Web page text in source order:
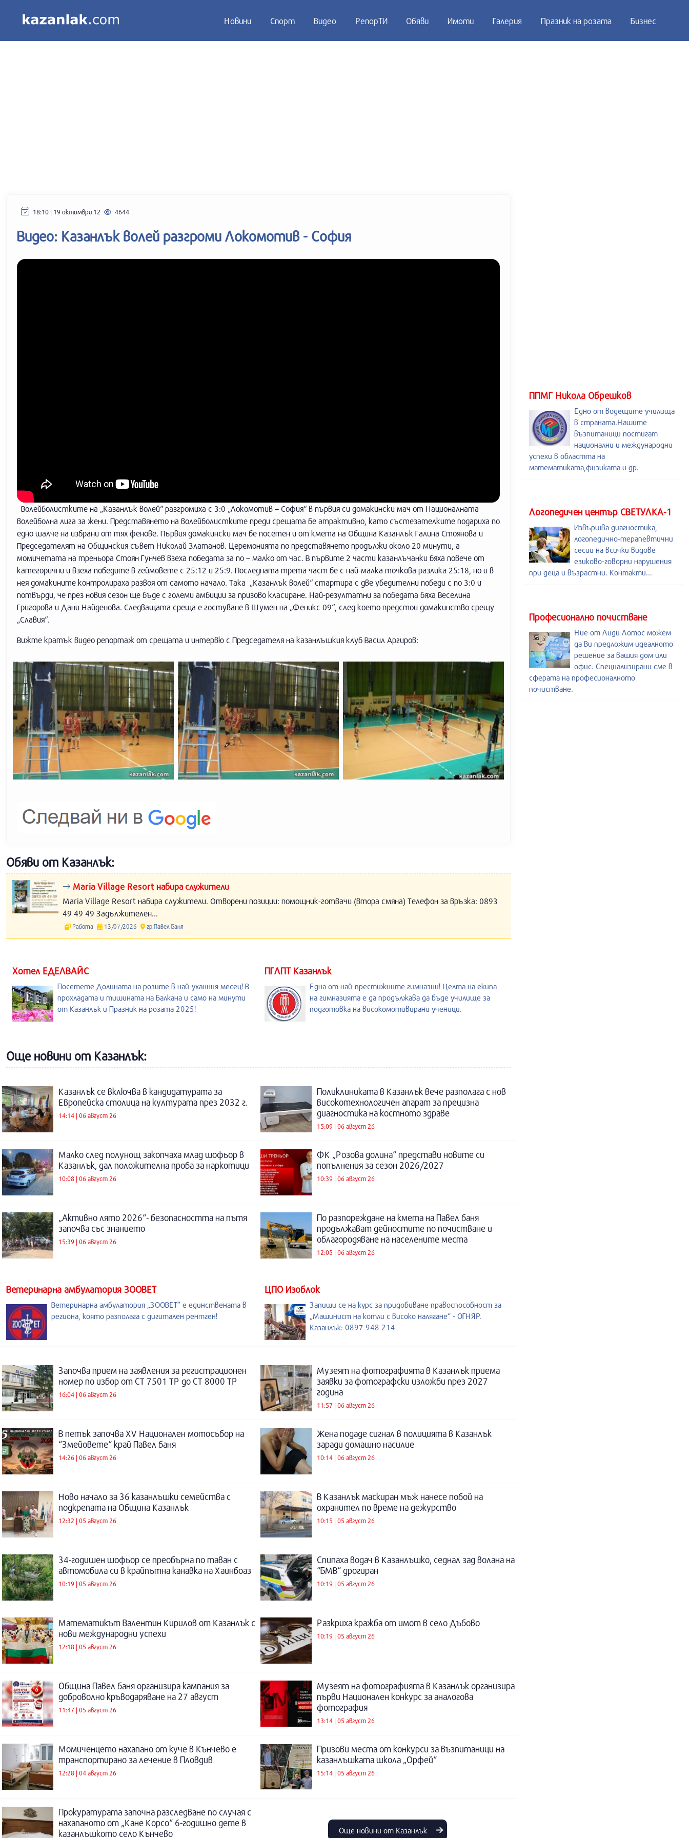
Новини Спорт Видео РепорТИ Обяви Имоти Галерия Празник на розата Бизнес
18:10 | 19 октомври 12 4644
Видео: Казанлък волей разгроми Локомотив - София
Волейболистките на „Казанлък волей“ разгромиха с 3:0 „Локомотив – София“ в първия си домакински мач от Националната
волейболна лига за жени. Представянето на волейболистките преди срещата бе атрактивно, като състезателките подариха по
едно шалче на избрани от тях фенове. Първия домакински мач бе посетен и от кмета на Община Казанлък Галина Стоянова и
Председателят на Общинския съвет Николай Златанов. Церемонията по представянето продължи около 20 минути, а
момичетата на треньора Стоян Гунчев взеха победата за по – малко от час. В първите 2 части казанлъчанки бяха повече от
категорични и взеха победите в геймовете с 25:12 и 25:9. Последната трета част бе с най-малка точкова разлика 25:18, но и в
нея домакините контролираха развоя от самото начало. Така „Казанлък волей“ стартира с две убедителни победи с по 3:0 и
потвърди, че през новия сезон ще бъде с големи амбиции за призово класиране. Най-резултатни за победата бяха Веселина
Григорова и Дани Найденова. Следващата среща е гостуване в Шумен на „Феникс 09“, след което предстои домакинство срещу
„Славия“.
Вижте кратък видео репортаж от срещата и интервю с Председателя на казанлъшкия клуб Васил Аргиров:
Обяви от Казанлък:
Maria Village Resort набира служители
Maria Village Resort набира служители. Отворени позиции: помощник-готвачи (втора смяна) Телефон за връзка: 0893
49 49 49 Задължителен...
Работа 13/07/2026 гр.Павел Баня
ППМГ Никола Обрешков
Едно от водещите училища
в страната.Нашите
възпитаници постигат
национални и международни
успехи в областта на
математиката,физиката и др.
Логопедичен център СВЕТУЛКА-1
Извършва диагностика,
логопедично-терапевтични
сесии на всички видове
езиково-говорни нарушения
при деца и възрастни. Контакти...
Професионално почистване
Ние от Лиди Лотос можем
да Ви предложим идеалното
решение за вашия дом или
офис. Специализирани сме в
сферата на професионалното
почистване.
Хотел ЕДЕЛВАЙС
Посетете Долината на розите в най-уханния месец! В
прохладата и тишината на Балкана и само на минути
от Казанлък и Празник на розата 2025!
ПГЛПТ Казанлък
Една от най-престижните гимназии! Целта на екипа
на гимназията е да продължава да бъде училище за
подготовка на високомотивирани ученици.
Още новини от Казанлък:
Казанлък се включва в кандидатурата за
Европейска столица на културата през 2032 г.
14:14 | 06 август 26
Поликлиниката в Казанлък вече разполага с нов
високотехнологичен апарат за прецизна
диагностика на костното здраве
15:09 | 06 август 26
Малко след полунощ закопчаха млад шофьор в
Казанлък, дал положителна проба за наркотици
10:08 | 06 август 26
ФК „Розова долина“ представи новите си
попълнения за сезон 2026/2027
10:39 | 06 август 26
„Активно лято 2026“- безопасността на пътя
започва със знанието
15:39 | 06 август 26
По разпореждане на кмета на Павел баня
продължават дейностите по почистване и
облагородяване на населените места
12:05 | 06 август 26
Ветеринарна амбулатория ЗООВЕТ
Ветеринарна амбулатория „ЗООВЕТ” е единствената в
региона, която разполага с дигитален рентген!
ЦПО Изоблок
Запиши се на курс за придобиване правоспособност за
„Машинист на котли с високо налягане“ - ОГНЯР.
Казанлък: 0897 948 214
Започва прием на заявления за регистрационен
номер по избор от СТ 7501 ТР до СТ 8000 ТР
16:04 | 06 август 26
Музеят на фотографията в Казанлък приема
заявки за фотографски изложби през 2027
година
11:57 | 06 август 26
В петък започва XV Национален мотосъбор на
“Змейовете“ край Павел баня
14:26 | 06 август 26
Жена подаде сигнал в полицията в Казанлък
заради домашно насилие
10:14 | 06 август 26
Ново начало за 36 казанлъшки семейства с
подкрепата на Община Казанлък
12:32 | 05 август 26
В Казанлък маскиран мъж нанесе побой на
охранител по време на дежурство
10:15 | 05 август 26
34-годишен шофьор се преобърна по таван с
автомобила си в крайпътна канавка на Хаинбоаз
10:19 | 05 август 26
Спипаха водач в Казанлъшко, седнал зад волана на
“БМВ“ дрогиран
10:19 | 05 август 26
Математикът Валентин Кирилов от Казанлък с
нови международни успехи
12:18 | 05 август 26
Разкриха кражба от имот в село Дъбово
10:19 | 05 август 26
Община Павел баня организира кампания за
доброволно кръводаряване на 27 август
11:47 | 05 август 26
Музеят на фотографията в Казанлък организира
първи Национален конкурс за аналогова
фотография
13:14 | 05 август 26
Момиченцето нахапано от куче в Кънчево е
транспортирано за лечение в Пловдив
12:28 | 04 август 26
Призови места от конкурси за възпитаници на
казанлъшката школа „Орфей“
15:14 | 05 август 26
Прокуратурата започна разследване по случая с
нахапаното от „Кане Корсо“ 6-годишно дете в
казанлъшкото село Кънчево
Още новини от Казанлък